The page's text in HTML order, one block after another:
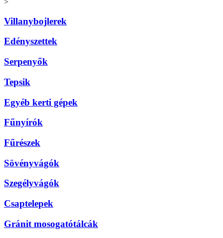
>
Villanybojlerek
Edényszettek
Serpenyők
Tepsik
Egyéb kerti gépek
Fűnyírók
Fűrészek
Sövényvágók
Szegélyvágók
Csaptelepek
Gránit mosogatótálcák